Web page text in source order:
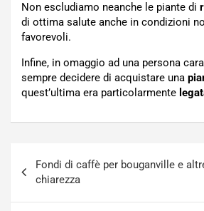
Non escludiamo neanche le piante di
di ottima salute anche in condizioni
favorevoli.
Infine, in omaggio ad una persona
sempre decidere di acquistare una
quest’ultima era particolarmente
articoli
Fondi di caffè per bouganville e
chiarezza